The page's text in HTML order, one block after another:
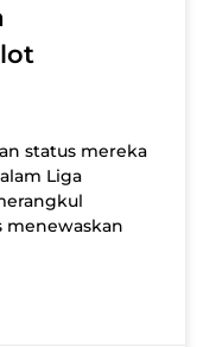
status mereka
Liga
menewaskan